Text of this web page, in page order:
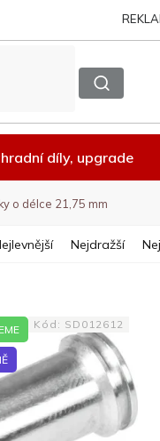
díly, upgrade
o délce 21,75 mm
Nejdražší
Kód: SD012612